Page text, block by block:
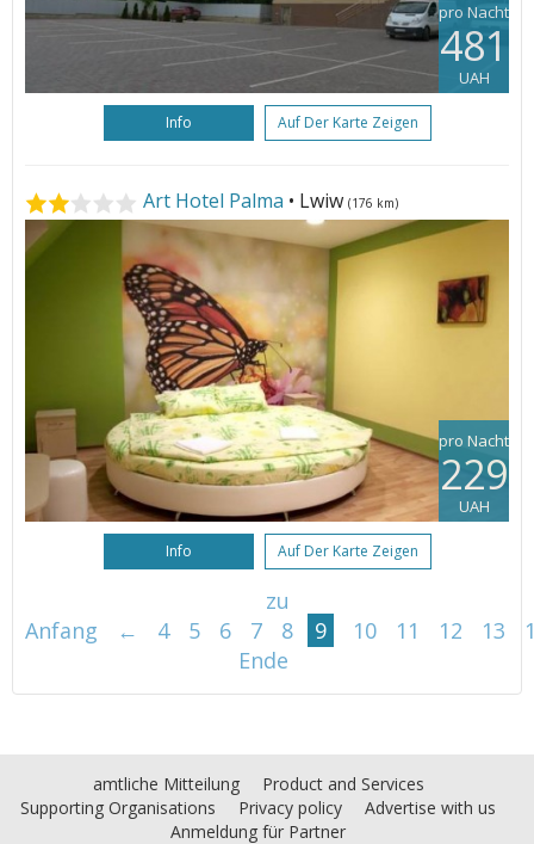
pro Nacht
481
UAH
Info Auf Der Karte Zeigen
Art Hotel Palma • Lwiw (176 km)
pro Nacht
229
UAH
Info Auf Der Karte Zeigen
zu
Anfang
← 4 5 6 7 8 9 10 11 12 13
Ende
amtliche Mitteilung
Product and Services
Supporting Organisations
Privacy policy
Advertise with us
Anmeldung für Partner